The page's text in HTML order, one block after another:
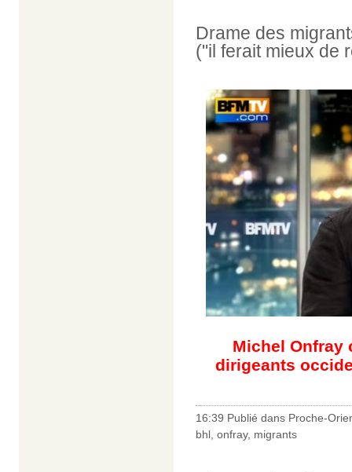
Drame des
("il ferait mieux de
Michel Onfray
dirigeants
16:39 Publié dans Proche-
bhl, onfray, migrants